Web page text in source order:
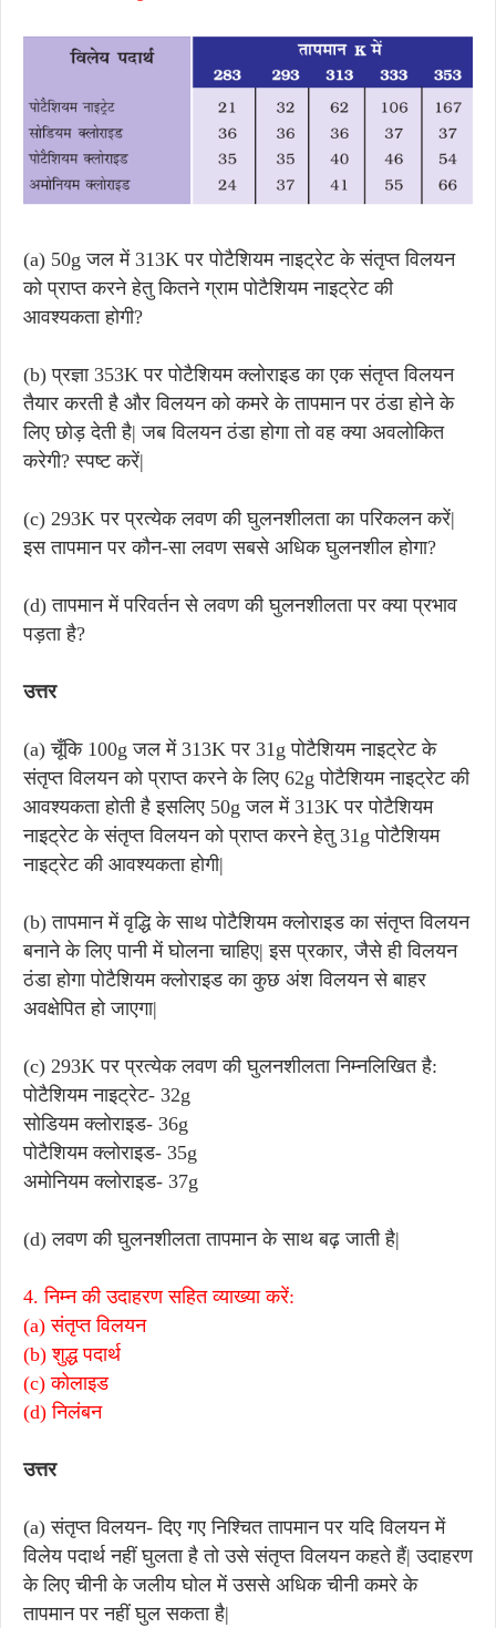
(a) 50g जल में 313K पर पोटैशियम नाइट्रेट के संतृप्त विलयन
को प्राप्त करने हेतु कितने ग्राम पोटैशियम नाइट्रेट की
आवश्यकता होगी?
(b) प्रज्ञा 353K पर पोटैशियम क्लोराइड का एक संतृप्त विलयन
तैयार करती है और विलयन को कमरे के तापमान पर ठंडा होने के
लिए छोड़ देती है| जब विलयन ठंडा होगा तो वह क्या अवलोकित
करेगी? स्पष्ट करें|
(c) 293K पर प्रत्येक लवण की घुलनशीलता का परिकलन करें|
इस तापमान पर कौन-सा लवण सबसे अधिक घुलनशील होगा?
(d) तापमान में परिवर्तन से लवण की घुलनशीलता पर क्या प्रभाव
पड़ता है?
उत्तर
(a) चूँकि 100g जल में 313K पर 31g पोटैशियम नाइट्रेट के
संतृप्त विलयन को प्राप्त करने के लिए 62g पोटैशियम नाइट्रेट की
आवश्यकता होती है इसलिए 50g जल में 313K पर पोटैशियम
नाइट्रेट के संतृप्त विलयन को प्राप्त करने हेतु 31g पोटैशियम
नाइट्रेट की आवश्यकता होगी|
(b) तापमान में वृद्धि के साथ पोटैशियम क्लोराइड का संतृप्त विलयन
बनाने के लिए पानी में घोलना चाहिए| इस प्रकार, जैसे ही विलयन
ठंडा होगा पोटैशियम क्लोराइड का कुछ अंश विलयन से बाहर
अवक्षेपित हो जाएगा|
(c) 293K पर प्रत्येक लवण की घुलनशीलता निम्नलिखित है:
पोटैशियम नाइट्रेट- 32g
सोडियम क्लोराइड- 36g
पोटैशियम क्लोराइड- 35g
अमोनियम क्लोराइड- 37g
(d) लवण की घुलनशीलता तापमान के साथ बढ़ जाती है|
4. निम्न की उदाहरण सहित व्याख्या करें:
(a) संतृप्त विलयन
(b) शुद्ध पदार्थ
(c) कोलाइड
(d) निलंबन
उत्तर
(a) संतृप्त विलयन- दिए गए निश्चित तापमान पर यदि विलयन में
विलेय पदार्थ नहीं घुलता है तो उसे संतृप्त विलयन कहते हैं| उदाहरण
के लिए चीनी के जलीय घोल में उससे अधिक चीनी कमरे के
तापमान पर नहीं घुल सकता है|